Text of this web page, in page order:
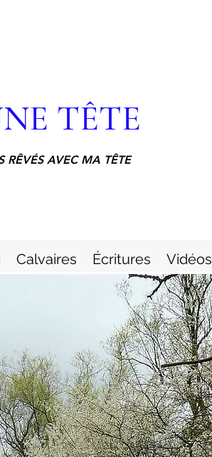
TÊTE
RÊVÉS AVEC MA TÊTE
Calvaires Écritures Vidéos